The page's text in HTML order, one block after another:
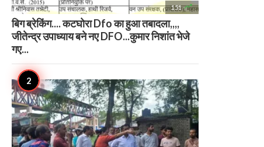
151 
बिग ब्रेकिंग.... कटघोरा Dfo का हुआ तबादला,,,,
जीतेन्द्र उपाध्याय बने नए DFO...कुमार निशांत भेजे
गए...